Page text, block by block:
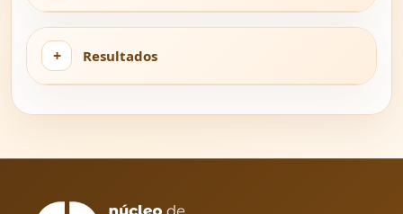
Resultados